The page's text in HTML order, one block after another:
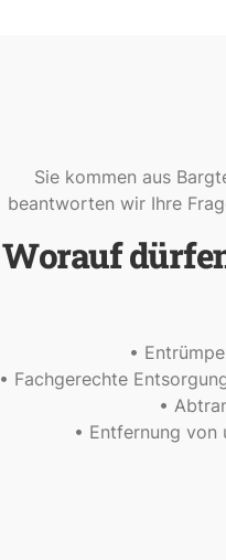
Sie kommen aus
beantworten wir Ihre
Worauf
•
• Fachgerechte
•
• Entfernung von